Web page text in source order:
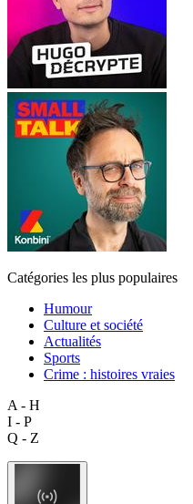
Catégories les plus populaires
Humour
Culture et société
Actualités
Sports
Crime : histoires vraies
A - H
I - P
Q - Z